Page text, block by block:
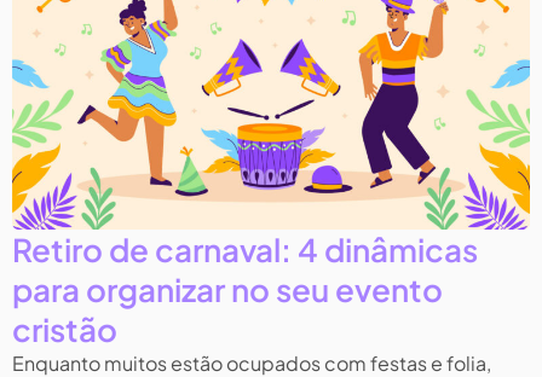
Retiro de carnaval: 4 dinâmicas
para organizar no seu evento
cristão
Enquanto muitos estão ocupados com festas e folia,